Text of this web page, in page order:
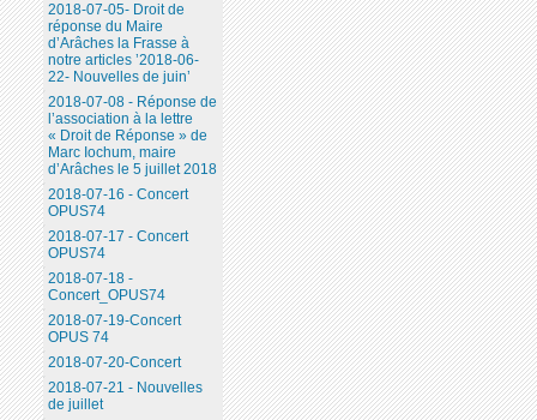
2018-07-05- Droit de
réponse du Maire
d’Arâches la Frasse à
notre articles ’2018-06-
22- Nouvelles de juin’
2018-07-08 - Réponse de
l’association à la lettre
« Droit de Réponse » de
Marc Iochum, maire
d’Arâches le 5 juillet 2018
2018-07-16 - Concert
OPUS74
2018-07-17 - Concert
OPUS74
2018-07-18 -
Concert_OPUS74
2018-07-19-Concert
OPUS 74
2018-07-20-Concert
2018-07-21 - Nouvelles
de juillet